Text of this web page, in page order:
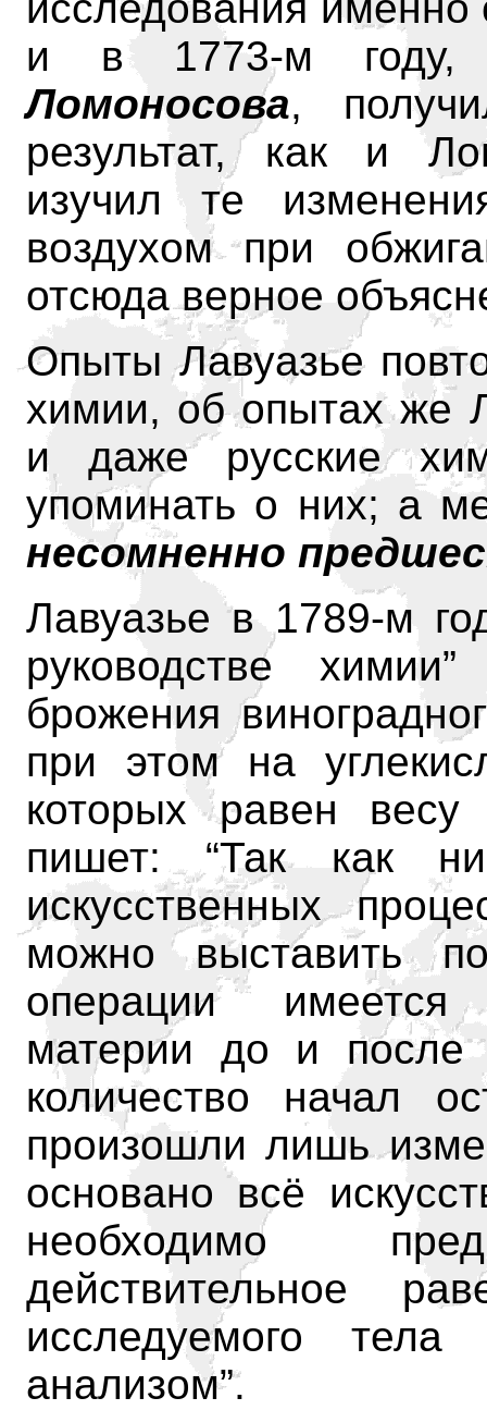
и в 1773-м
Ломоносова,
результат, как и
изучил те
воздухом при
отсюда верное
Опыты Лавуазье
химии, об опытах же
и даже русские
упоминать о них; а
несомненно
Лавуазье в 1789-м
руководстве
брожения
при этом на
которых равен весу
пишет: “Так как
искусственных
можно выставить
операции имеется
материи до и после
количество начал
произошли лишь
основано всё
необходимо
действительное
исследуемого
анализом”.